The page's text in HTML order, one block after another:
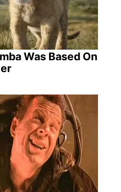
Was Based On